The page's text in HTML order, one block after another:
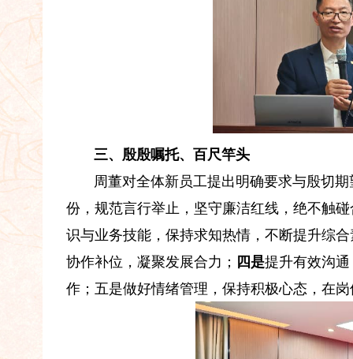
三、殷殷嘱托、百尺竿头
周董对全体新员工提出明确要求与殷切期
份，规范言行举止，坚守廉洁红线，绝不触
识与业务技能，保持求知热情，不断提升综
协作补位，凝聚发展合力； 四是提升有效沟
作；五是做好情绪管理，保持积极心态，在